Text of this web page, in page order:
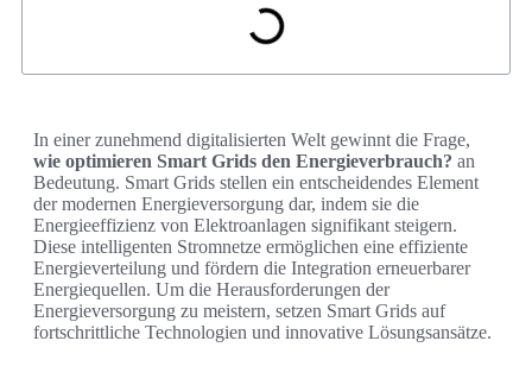
In einer zunehmend digitalisierten Welt gewinnt die Frage,
wie optimieren Smart Grids den Energieverbrauch? an
Bedeutung. Smart Grids stellen ein entscheidendes Element
der modernen Energieversorgung dar, indem sie die
Energieeffizienz von Elektroanlagen signifikant steigern.
Diese intelligenten Stromnetze ermöglichen eine effiziente
Energieverteilung und fördern die Integration erneuerbarer
Energiequellen. Um die Herausforderungen der
Energieversorgung zu meistern, setzen Smart Grids auf
fortschrittliche Technologien und innovative Lösungsansätze.